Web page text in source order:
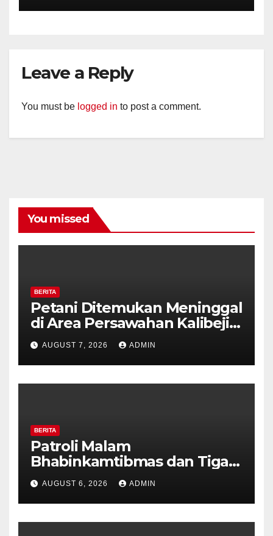
Diajak Aktifkan Ronda
Leave a Reply
You must be logged in to post a comment.
You missed
BERITA
Petani Ditemukan Meninggal
di Area Persawahan Kalibeji,
Polisi Pastikan Tidak Ada
Tanda Kekerasan
AUGUST 7, 2026 ADMIN
BERITA
Patroli Malam
Bhabinkamtibmas dan Tiga
Pilar Kelurahan Ungaran
Perkuat Kamtibmas, Warga
Diajak Aktifkan Ronda
AUGUST 6, 2026 ADMIN